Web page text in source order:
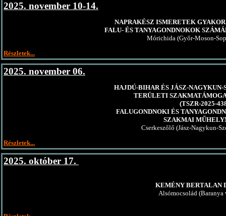
2025. november 10-14.
NAPRAKÉSZ ISMERETEK
FALU- ÉS TANYAGONDNOKOK
Mórichida (Győr-Moson-
Részletek...
2025. november 06.
HAJDÚ-BIHAR ÉS JÁSZ-
TERÜLETI
(TSZR-2025-
FALUGONDNOKI ÉS
SZAKMAI
Cserkeszőlő (Jász-Nagykun-
Részletek...
2025. október 17.
KEMÉNY BERTALAN
Alsómocsolád (Baranya